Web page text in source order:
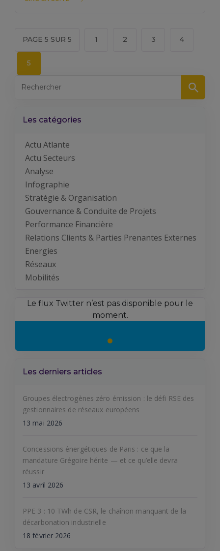
PAGE 5 SUR 5 1 2 3 4
5
Les catégories
Actu Atlante
Actu Secteurs
Analyse
Infographie
Stratégie & Organisation
Gouvernance & Conduite de Projets
Performance Financière
Relations Clients & Parties Prenantes Externes
Energies
Réseaux
Mobilités
Le flux Twitter n’est pas disponible pour le
moment.
Les derniers articles
Groupes électrogènes zéro émission : le défi RSE des
gestionnaires de réseaux européens
13 mai 2026
Concessions énergétiques de Paris : ce que la
mandature Grégoire hérite — et ce qu’elle devra
réussir
13 avril 2026
PPE 3 : 10 TWh de CSR, le chaînon manquant de la
décarbonation industrielle
18 février 2026